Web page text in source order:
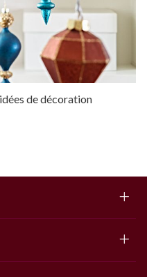
de décoration